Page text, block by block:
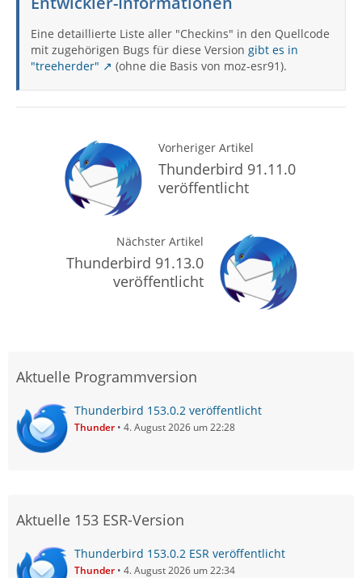
Eine detaillierte Liste aller "Checkins" in den Quellcode
mit zugehörigen Bugs für diese Version gibt es in
"treeherder"
(ohne die Basis von moz-esr91).
Vorheriger Artikel
Thunderbird 91.11.0
veröffentlicht
Nächster Artikel
Thunderbird 91.13.0
veröffentlicht
Aktuelle Programmversion
Thunderbird 153.0.2 veröffentlicht
Thunder 4. August 2026 um 22:28
Aktuelle 153 ESR-Version
Thunderbird 153.0.2 ESR veröffentlicht
Thunder 4. August 2026 um 22:34